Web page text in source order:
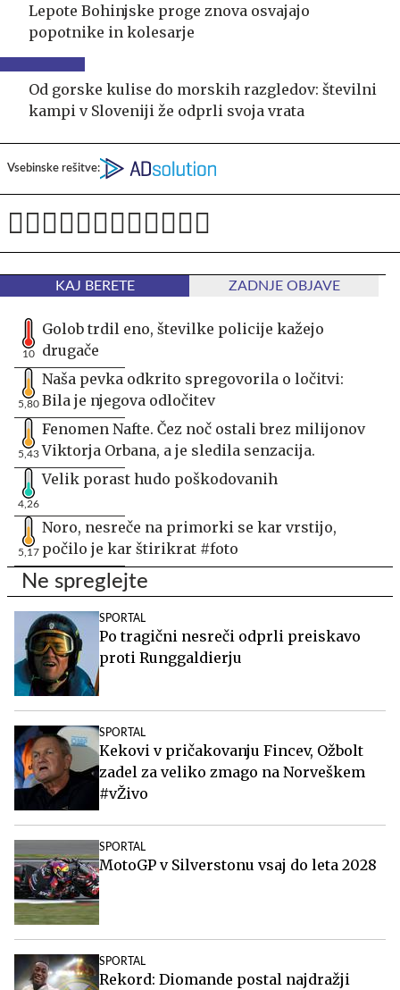
Lepote Bohinjske proge znova osvajajo
popotnike in kolesarje
Od gorske kulise do morskih razgledov: številni
kampi v Sloveniji že odprli svoja vrata
Vsebinske rešitve:
KAJ BERETE ZADNJE OBJAVE
10
Golob trdil eno, številke policije kažejo
drugače
5,80
Naša pevka odkrito spregovorila o ločitvi:
Bila je njegova odločitev
5,43
Fenomen Nafte. Čez noč ostali brez milijonov
Viktorja Orbana, a je sledila senzacija.
4,26
Velik porast hudo poškodovanih
5,17
Noro, nesreče na primorki se kar vrstijo,
počilo je kar štirikrat #foto
Ne spreglejte
SPORTAL
Po tragični nesreči odprli preiskavo
proti Runggaldierju
SPORTAL
Kekovi v pričakovanju Fincev, Ožbolt
zadel za veliko zmago na Norveškem
#vŽivo
SPORTAL
MotoGP v Silverstonu vsaj do leta 2028
SPORTAL
Rekord: Diomande postal najdražji